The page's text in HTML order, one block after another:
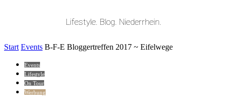
Lifestyle. Blog. Niederrhein.
Start Events B-F-E Bloggertreffen 2017 ~ Eifelwege
Events
Lifestyle
On Tour
Werbung